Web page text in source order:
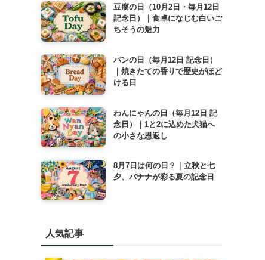
豆腐の日（10月2日・毎月12日
記念日）｜食卓になじむ白いご
ちそうの魅力
パンの日（毎月12日 記念日）
｜焼きたての香りで歴史がほど
ける日
わんにゃんの日（毎月12日 記
念日）｜1と2に込めた犬猫へ
の小さな恩返し
8月7日は何の日？｜立秋と七
夕、バナナが彩る夏の記念日
人気記事